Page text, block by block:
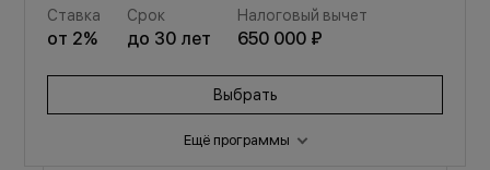
Ставка
от 2%
Срок
до 30 лет
Налоговый вычет
650 000 ₽
Выбрать
Ещё программы